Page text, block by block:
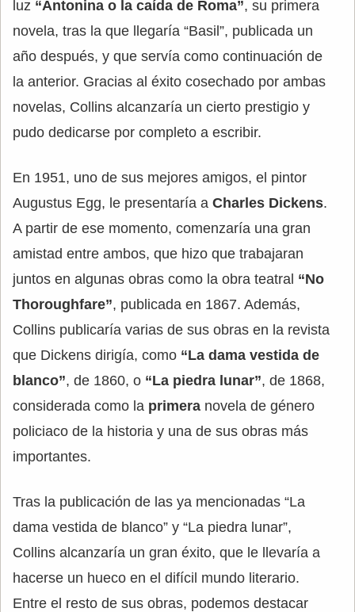
luz “Antonina o la caída de Roma”, su primera
novela, tras la que llegaría “Basil”, publicada un
año después, y que servía como continuación de
la anterior. Gracias al éxito cosechado por ambas
novelas, Collins alcanzaría un cierto prestigio y
pudo dedicarse por completo a escribir.
En 1951, uno de sus mejores amigos, el pintor
Augustus Egg, le presentaría a Charles Dickens.
A partir de ese momento, comenzaría una gran
amistad entre ambos, que hizo que trabajaran
juntos en algunas obras como la obra teatral “No
Thoroughfare”, publicada en 1867. Además,
Collins publicaría varias de sus obras en la revista
que Dickens dirigía, como “La dama vestida de
blanco”, de 1860, o “La piedra lunar”, de 1868,
considerada como la primera novela de género
policiaco de la historia y una de sus obras más
importantes.
Tras la publicación de las ya mencionadas “La
dama vestida de blanco” y “La piedra lunar”,
Collins alcanzaría un gran éxito, que le llevaría a
hacerse un hueco en el difícil mundo literario.
Entre el resto de sus obras, podemos destacar